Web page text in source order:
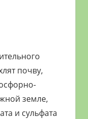
почву,
земле,
и сульфата